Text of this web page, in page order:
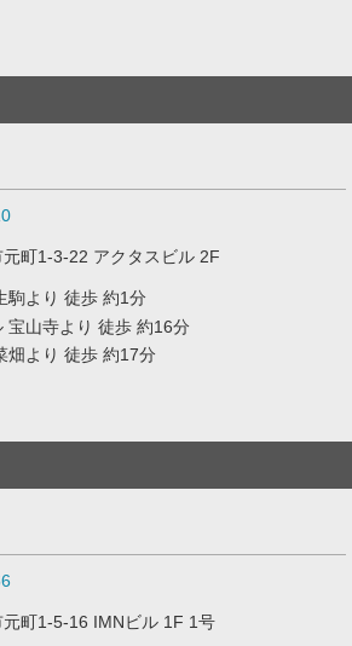
町1-3-22 アクタスビル 2F
駒より 徒歩 約1分
宝山寺より 徒歩 約16分
畑より 徒歩 約17分
町1-5-16 IMNビル 1F 1号